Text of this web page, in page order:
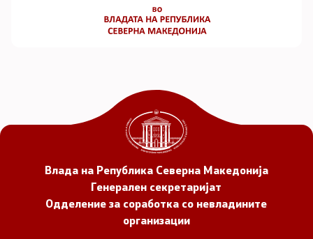
Влада на Република Северна Македонија
Генерален секретаријат
Одделение за соработка со невладините
организации